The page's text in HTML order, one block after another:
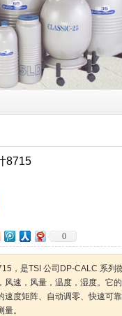
8715
0
，是TSI 公司DP-CALC 系列
风速，风量，温度，湿度。它
速度矩阵、自动调零、快速可
。